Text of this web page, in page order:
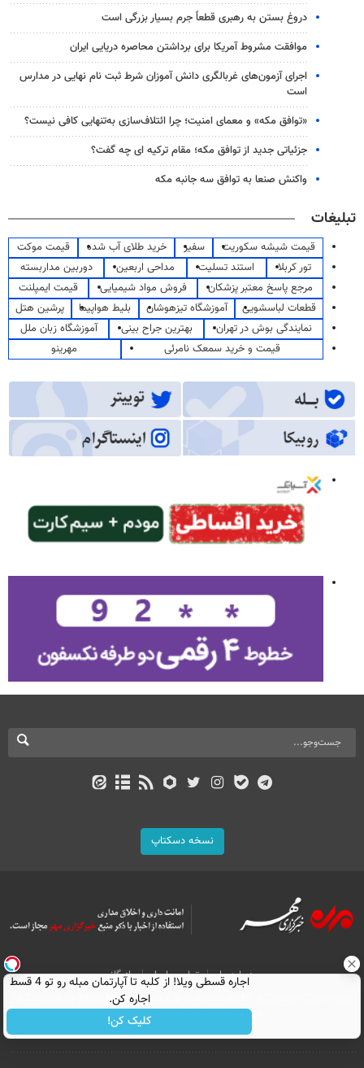
دروغ بستن به رهبری قطعاً جرم بسیار بزرگی است
موافقت مشروط آمریکا برای برداشتن محاصره دریایی ایران
اجرای آزمون‌های غربالگری دانش آموزان شرط ثبت نام نهایی در مدارس
است
«توافق مکه» و معمای امنیت؛ چرا ائتلاف‌سازی به‌تنهایی کافی نیست؟
جزئیاتی جدید از توافق مکه؛ مقام ترکیه ای چه گفت؟
واکنش صنعا به توافق سه جانبه مکه
تبلیغات
قیمت شیشه سکوریت سفیر خرید طلای آب شده
قیمت موکت
تور کربلا
استند تسلیت مداحی اربعین
دوربین مداربسته
مرجع پاسخ معتبر پزشکان
فروش مواد شیمیایی
قیمت ایمپلنت
قطعات لباسشویی
آموزشگاه تیزهوشان بلیط هواپیما
پرشین هتل
نمایندگی بوش در تهران
بهترین جراح بینی
آموزشگاه زبان ملل
قیمت و خرید سمعک نامرئی
مهرینو
نسخه دسکتاپ
درباره ما تماس با ما
بازرگانی
All Content by Mehr News Agency is licensed under a Creative Commons
Attribution 4.0 International License.
اجاره‌ قسطی ویلا! از کلبه تا آپارتمان مبله رو تو 4 قسط
اجاره کن.
کلیک کن!